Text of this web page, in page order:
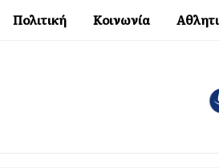
Πολιτική Κοινωνία